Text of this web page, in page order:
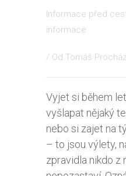
Informace před
informace
/ Od Tomáš
Vyjet si během
vyšlapat nějaký
nebo si zajet na
– to jsou výlety,
zpravidla nikdo z